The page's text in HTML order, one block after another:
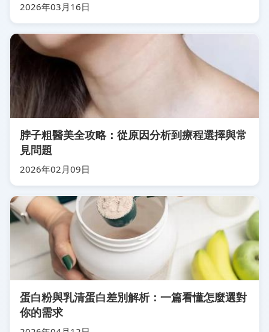
2026年03月16日
脖子粗醫美全攻略：從原因分析到療程選擇與常
見問題
2026年02月09日
蛋白粉與乳清蛋白差別解析：一篇看懂怎麼選對
你的需求